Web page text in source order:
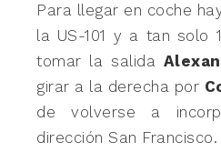
Para llegar en coche
la US-101 y a tan solo
tomar la salida
girar a la derecha por
de volverse a
dirección San Francisco.